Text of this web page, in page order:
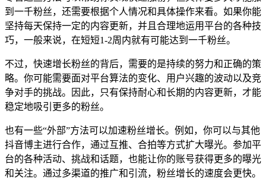
到一千粉丝，还需要根据个人情况和具体操作来看。如果你能
坚持每天保持一定的内容更新，并且合理地运用平台的各种技
巧，一般来说，在短短1-2周内就有可能达到一千粉丝。
不过，快速增长粉丝的背后，需要的是持续的努力和正确的策
略。你可能需要面对平台算法的变化、用户兴趣的波动以及竞
争对手的挑战。因此，只有保持耐心和长期的内容更新，才能
稳定地吸引更多的粉丝。
也有一些“外部”方法可以加速粉丝增长。例如，你可以与其他
抖音博主进行合作，通过互推、合拍等方式扩大曝光。参加平
台的各种活动、挑战和话题，也能让你的账号获得更多的曝光
和关注。通过多渠道的推广和引流，粉丝增长的速度会更快。